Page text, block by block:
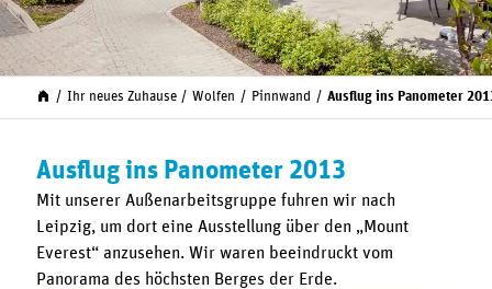
Ihr neues Zuhause Wolfen Pinnwand Ausflug ins Panometer
Ausflug ins Panometer 2013
Mit unserer Außenarbeitsgruppe fuhren wir nach
Leipzig, um dort eine Ausstellung über den „Mount
Everest“ anzusehen. Wir waren beeindruckt vom
Panorama des höchsten Berges der Erde.